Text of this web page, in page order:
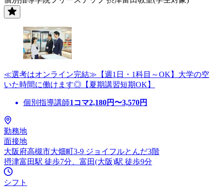
≪選考はオンライン完結≫【週1日・1科目～OK】大学の空
いた時間に働けます◎【夏期講習短期OK】
個別指導講師1コマ2,180円〜3,570円
勤務地
面接地
大阪府高槻市大畑町3-9 ジョイフルとんだ3階
摂津富田駅 徒歩7分、富田(大阪)駅 徒歩9分
シフト